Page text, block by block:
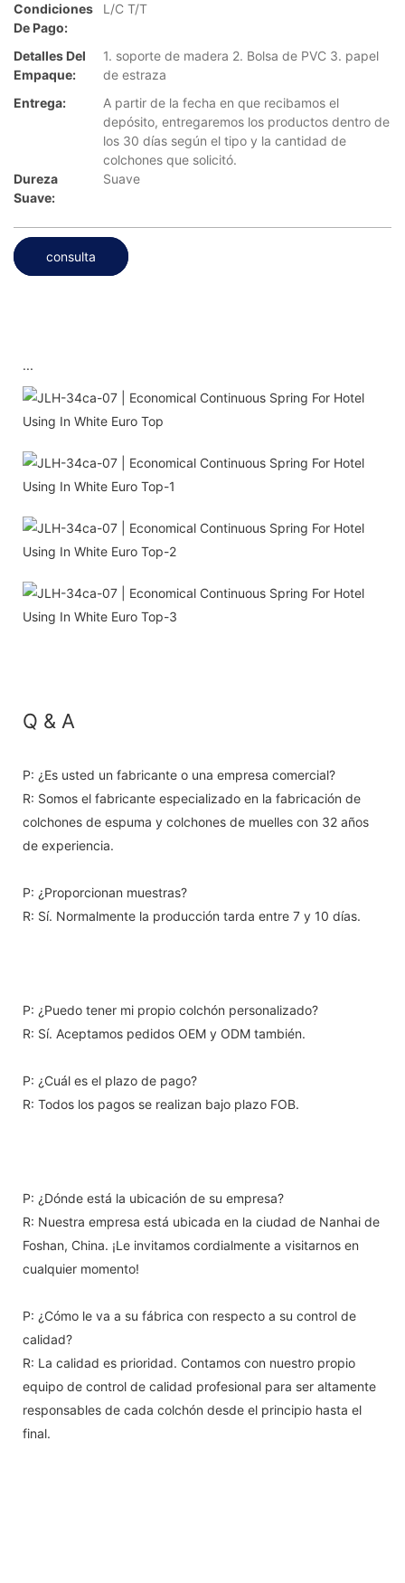
Condiciones
De Pago:
L/C T/T
Detalles Del
Empaque:
1. soporte de madera 2. Bolsa de PVC 3. papel
de estraza
Entrega:
A partir de la fecha en que recibamos el
depósito, entregaremos los productos dentro de
los 30 días según el tipo y la cantidad de
colchones que solicitó.
Dureza
Suave:
Suave
consulta
...
Q & A
P: ¿Es usted un fabricante o una empresa comercial?
R: Somos el fabricante especializado en la fabricación de
colchones de espuma y colchones de muelles con 32 años
de experiencia.
P: ¿Proporcionan muestras?
R: Sí. Normalmente la producción tarda entre 7 y 10 días.
P: ¿Puedo tener mi propio colchón personalizado?
R: Sí. Aceptamos pedidos OEM y ODM también.
P: ¿Cuál es el plazo de pago?
R: Todos los pagos se realizan bajo plazo FOB.
P: ¿Dónde está la ubicación de su empresa?
R: Nuestra empresa está ubicada en la ciudad de Nanhai de
Foshan, China. ¡Le invitamos cordialmente a visitarnos en
cualquier momento!
P: ¿Cómo le va a su fábrica con respecto a su control de
calidad?
R: La calidad es prioridad. Contamos con nuestro propio
equipo de control de calidad profesional para ser altamente
responsables de cada colchón desde el principio hasta el
final.